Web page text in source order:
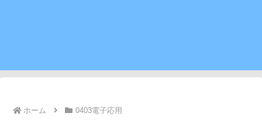
ホーム 0403電子応用